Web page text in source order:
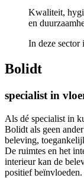
Kwaliteit,
en
In deze sector
Bolidt
specialist in
Als dé specialist in
Bolidt als geen
beleving,
De ruimtes en het
interieur kan de
positief beïnvloeden.